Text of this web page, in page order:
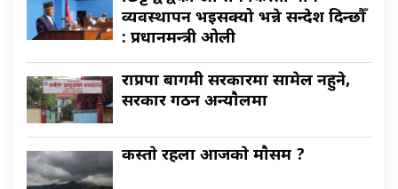
व्यवस्थापन भइसक्यो भन्ने सन्देश दिन्छौँ
: प्रधानमन्त्री ओली
राप्रपा बागमी सरकारमा सामेल नहुने,
सरकार गठन अन्याैलमा
कस्ताे रहला आजकाे माैसम ?